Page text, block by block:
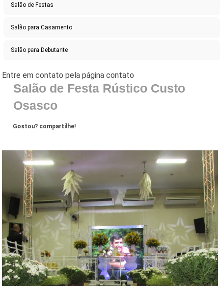
Salão de Festas
Salão para Casamento
Salão para Debutante
Salão de Festa Rústico Custo
Osasco
Gostou? compartilhe!